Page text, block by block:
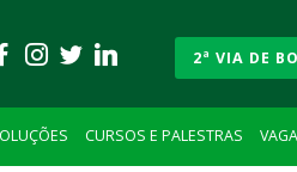
2ª VIA DE
CURSOS E PALESTRAS